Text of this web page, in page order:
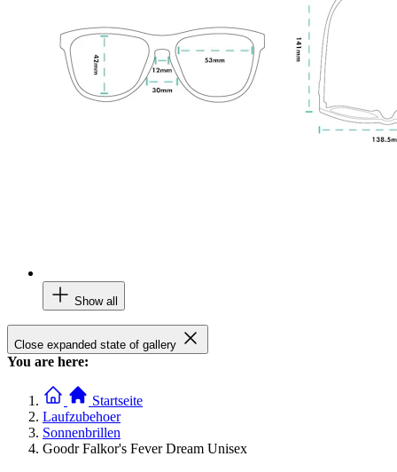
Show all
Close expanded state of gallery
You are here:
Startseite
Laufzubehoer
Sonnenbrillen
Goodr Falkor's Fever Dream Unisex